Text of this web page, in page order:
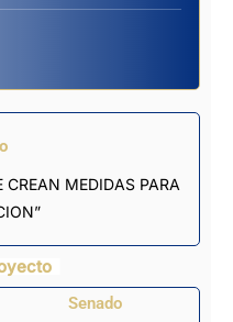
CREAN MEDIDAS PARA
Senado